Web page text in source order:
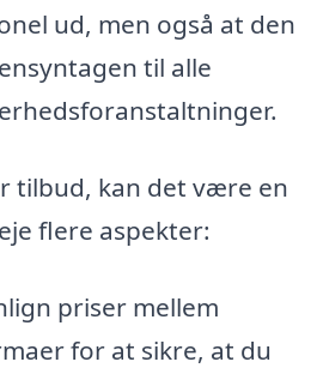
ud, men også at den
til alle
tilbud, kan det være en
flere aspekter:
priser mellem
for at sikre, at du